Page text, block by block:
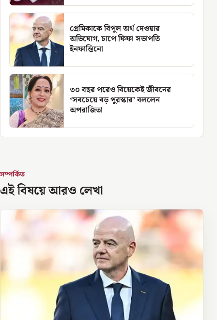
প্রেমিকাকে বিপুল অর্থ দেওয়ার
অভিযোগ, চাপে ফিফা সভাপতি
ইনফান্তিনো
৩০ বছর পরেও বিয়েকেই জীবনের
‘সবচেয়ে বড় পুরস্কার’ বললেন
অপরাজিতা
সম্পর্কিত
এই বিষয়ে আরও লেখা